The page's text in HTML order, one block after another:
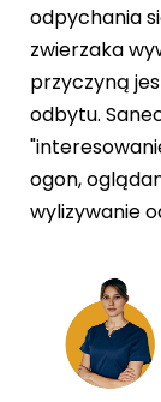
Buldog
Owczarek
ZoociaLove
odpychania
zwierzaka
przyczyną
odbytu.
ogon,
wylizywanie